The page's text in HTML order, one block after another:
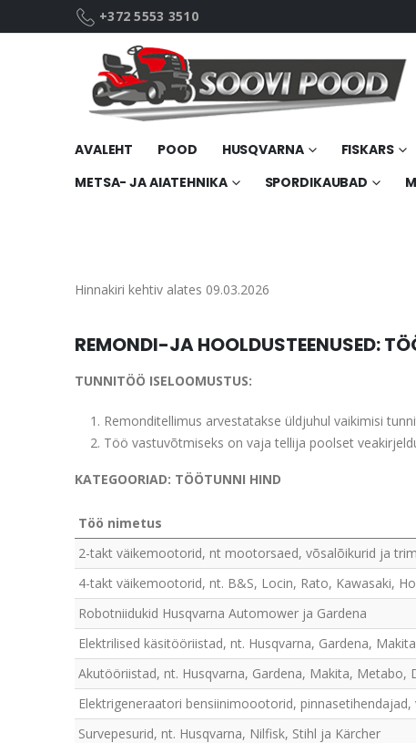
+372 5553 3510
AVALEHT POOD HUSQVARNA FISKARS
METSA- JA AIATEHNIKA
SPORDIKAUBAD
Hinnakiri kehtiv alates 09.03.2026
REMONDI-JA HOOLDUSTEENUSED:
TUNNITÖÖ ISELOOMUSTUS:
Remonditellimus arvestatakse üldjuhul vaikimisi
Töö vastuvõtmiseks on vaja tellija poolset
KATEGOORIAD: TÖÖTUNNI HIND
Töö nimetus
2-takt väikemootorid, nt mootorsaed, võsalõikurid ja
4-takt väikemootorid, nt. B&S, Locin, Rato, Kawasaki,
Robotniidukid Husqvarna Automower ja Gardena
Elektrilised käsitööriistad, nt. Husqvarna, Gardena,
Akutööriistad, nt. Husqvarna, Gardena, Makita, Metabo,
Elektrigeneraatori bensiinimoootorid,
Survepesurid, nt. Husqvarna, Nilfisk, Stihl ja Kärcher